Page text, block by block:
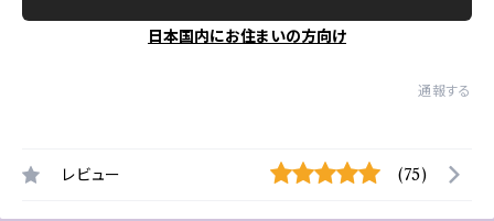
日本国内にお住まいの方向け
通報する
レビュー (75)